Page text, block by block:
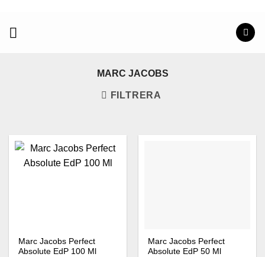
content
MARC JACOBS
FILTRERA
Marc Jacobs Perfect
Absolute EdP 100 Ml
Marc Jacobs Perfect
Absolute EdP 50 Ml